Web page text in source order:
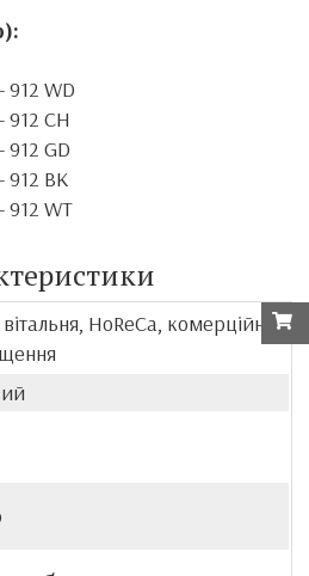
912 WD
912 CH
912 GD
912 BK
912 WT
HoReCa, комерційні